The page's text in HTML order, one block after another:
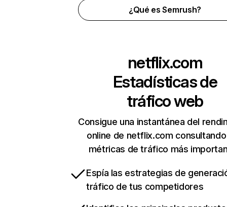
¿Qué es Semrush?
netflix.com
Estadísticas de
tráfico web
Consigue una instantánea del
online de netflix.com
métricas de tráfico más
Espía las estrategias de
tráfico de tus competidores